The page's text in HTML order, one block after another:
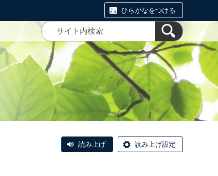
ひらがなをつける
読み上げ 読み上げ設定